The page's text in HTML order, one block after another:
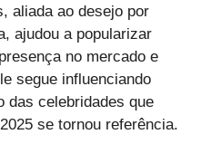
aliada ao desejo por
ajudou a popularizar
no mercado e
segue influenciando
das celebridades que
se tornou referência.